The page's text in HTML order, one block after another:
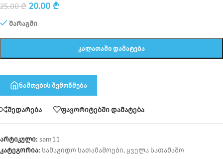
25.00₾ 20.00 ₾
მარაგში
ᲙᲐᲚᲐᲗᲐᲨᲘ ᲓᲐᲛᲐᲢᲔᲑᲐ
ნაშთების შემოწმება
შედარება ფავორიტებში დამატება
არტიკული: sam11
კატეგორია: სამაგიდო სათამაშოები, ყველა სათამაშო